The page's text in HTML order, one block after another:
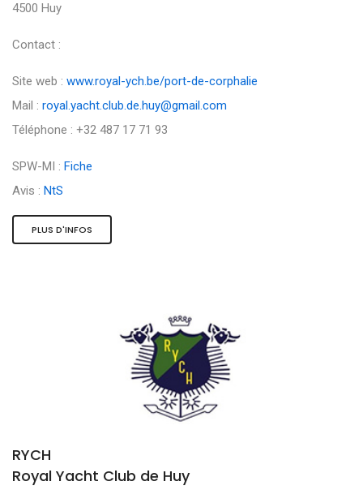
4500 Huy
Contact :
Site web : www.royal-ych.be/port-de-corphalie
Mail : royal.yacht.club.de.huy@gmail.com
Téléphone : +32 487 17 71 93
SPW-MI : Fiche
Avis : NtS
PLUS D'INFOS
RYCH
Royal Yacht Club de Huy